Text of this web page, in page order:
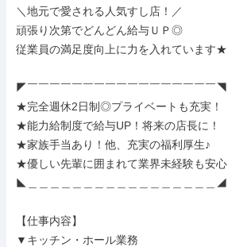
＼地元で愛される人気すし店！／
頑張り次第でどんどん給与ＵＰ◎
従業員の満足度向上に力を入れています★
◤￣￣￣￣￣￣￣￣￣￣￣￣￣￣￣￣￣◥
★完全週休2日制◎プライベートも充実！
★能力給制度で給与UP！将来の店長に！
★家族手当あり！他、充実の福利厚生♪
★優しい先輩に囲まれて業界未経験も安心
◣＿＿＿＿＿＿＿＿＿＿＿＿＿＿＿＿＿◢
【仕事内容】
▼キッチン・ホール業務